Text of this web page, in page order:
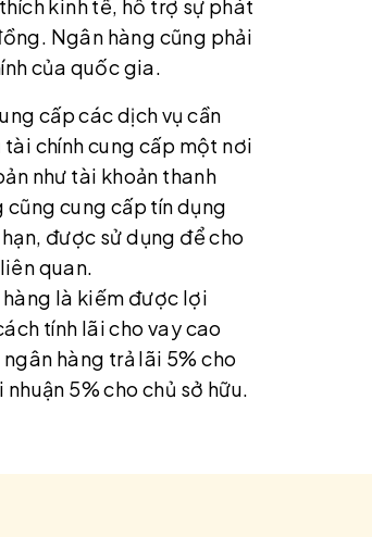
kinh tế, hỗ trợ sự phát
Ngân hàng cũng phải
của quốc gia.
cấp các dịch vụ cần
chính cung cấp một nơi
như tài khoản thanh
cũng cung cấp tín dụng
được sử dụng để cho
quan.
là kiếm được lợi
tính lãi cho vay cao
hàng trả lãi 5% cho
5% cho chủ sở hữu.